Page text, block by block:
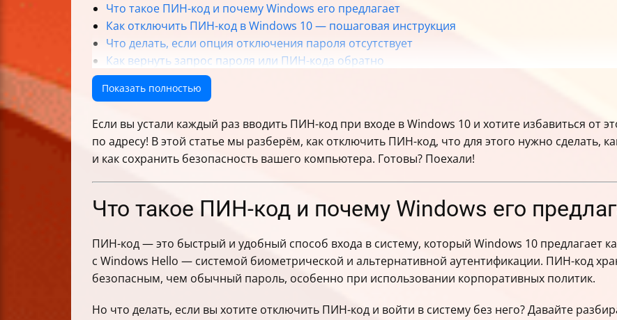
Что такое ПИН-код и почему Windows его предлагает
Как отключить ПИН-код в Windows 10 — пошаговая инструкция
Что делать, если опция отключения пароля отсутствует
Как вернуть запрос пароля или ПИН-кода обратно
Риски безопасности и как их минимизировать
Альтернативы отключению пароля для удобства и безопасности
Краткая таблица команд и действий
Итог
Показать полностью
Если вы устали каждый раз вводить ПИН-код при входе в Windows 10 и хотите избавиться от
по адресу! В этой статье мы разберём, как отключить ПИН-код, что для этого нужно сделать,
и как сохранить безопасность вашего компьютера. Готовы? Поехали!
Что такое ПИН-код и почему Windows его
ПИН-код — это быстрый и удобный способ входа в систему, который Windows 10 предлагает
с Windows Hello — системой биометрической и альтернативной аутентификации. ПИН-код
безопасным, чем обычный пароль, особенно при использовании корпоративных политик.
Но что делать, если вы хотите отключить ПИН-код и войти в систему без него? Давайте